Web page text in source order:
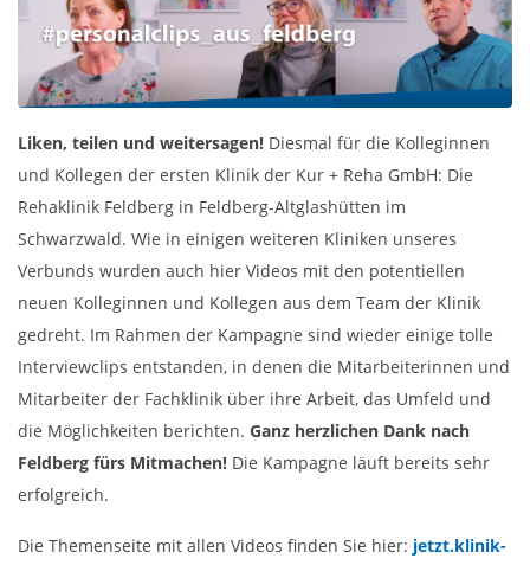
Liken, teilen und weitersagen! Diesmal für die Kolleginnen
und Kollegen der ersten Klinik der Kur + Reha GmbH: Die
Rehaklinik Feldberg in Feldberg-Altglashütten im
Schwarzwald. Wie in einigen weiteren Kliniken unseres
Verbunds wurden auch hier Videos mit den potentiellen
neuen Kolleginnen und Kollegen aus dem Team der Klinik
gedreht. Im Rahmen der Kampagne sind wieder einige tolle
Interviewclips entstanden, in denen die Mitarbeiterinnen und
Mitarbeiter der Fachklinik über ihre Arbeit, das Umfeld und
die Möglichkeiten berichten. Ganz herzlichen Dank nach
Feldberg fürs Mitmachen! Die Kampagne läuft bereits sehr
erfolgreich.
Die Themenseite mit allen Videos finden Sie hier: jetzt.klinik-